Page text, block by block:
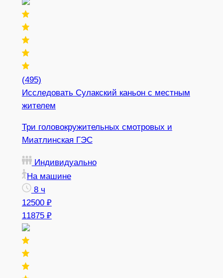
(495)
Исследовать Сулакский каньон с местным
жителем
Три головокружительных смотровых и
Миатлинская ГЭС
Индивидуально
На машине
8 ч
12500 ₽
11875 ₽